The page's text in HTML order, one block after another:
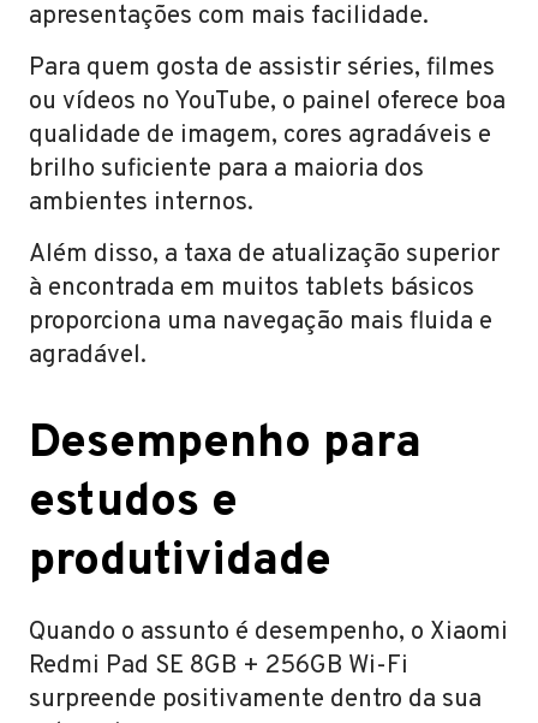
apresentações com mais facilidade.
Para quem gosta de assistir séries, filmes
ou vídeos no YouTube, o painel oferece boa
qualidade de imagem, cores agradáveis e
brilho suficiente para a maioria dos
ambientes internos.
Além disso, a taxa de atualização superior
à encontrada em muitos tablets básicos
proporciona uma navegação mais fluida e
agradável.
Desempenho para
estudos e
produtividade
Quando o assunto é desempenho, o Xiaomi
Redmi Pad SE 8GB + 256GB Wi-Fi
surpreende positivamente dentro da sua